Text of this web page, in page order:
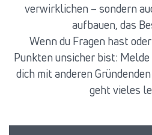
verwirklichen – sondern
aufbauen, das
Wenn du Fragen hast
Punkten unsicher bist:
dich mit anderen
geht vieles